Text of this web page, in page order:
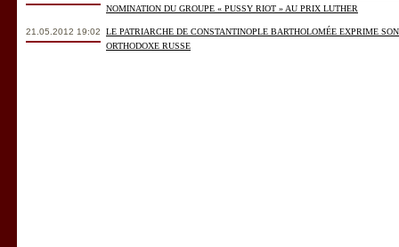
NOMINATION DU GROUPE « PUSSY RIOT » AU PRIX LUTHER
21.05.2012 19:02
LE PATRIARCHE DE CONSTANTINOPLE BARTHOLOMÉE EXPRIME
ORTHODOXE RUSSE